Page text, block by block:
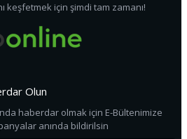
keşfetmek için şimdi tam zamanı!
Olun
haberdar olmak için E-Bültenimize
anında bildirilsin